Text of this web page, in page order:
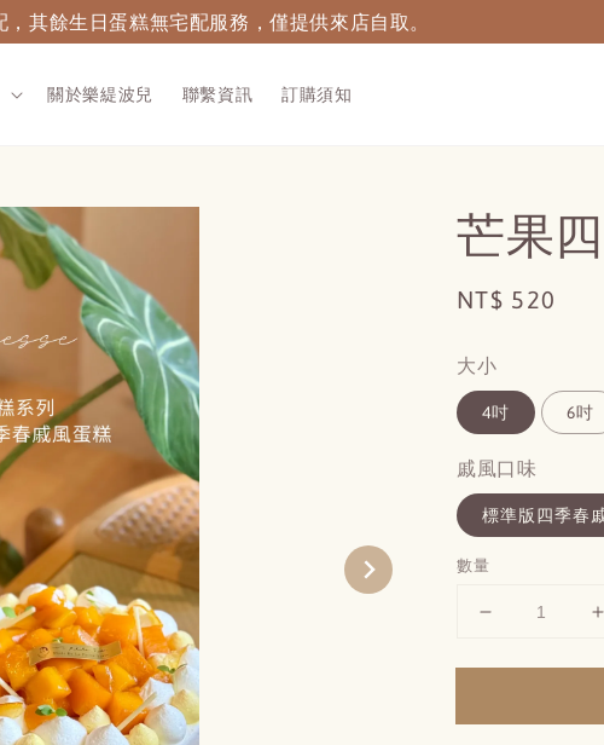
官網接受4天後到1個月內的蛋糕訂購，4天內的訂單請直接來電門市
關於樂緹波兒 聯繫資訊 訂購須知
芒果
Regular
NT$ 520
大小
4吋 6吋
戚風口味
標準版四季春
數量